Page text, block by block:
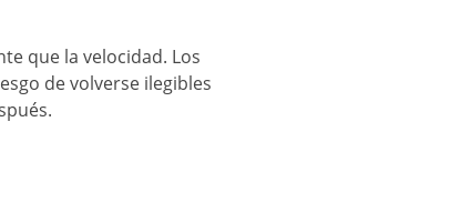
que la velocidad. Los
de volverse ilegibles